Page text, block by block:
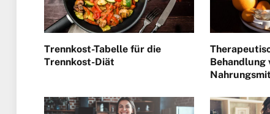
Trennkost-Tabelle für die
Trennkost-Diät
Behandlung